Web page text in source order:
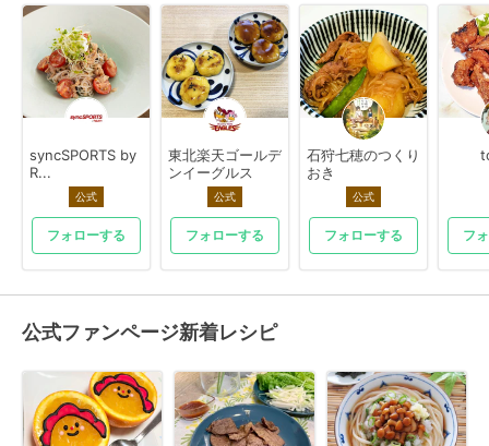
syncSPORTS by
R...
公式
フォローする
東北楽天ゴールデ
ンイーグルス
公式
フォローする
石狩七穂のつくり
おき
公式
フォローする フ
公式ファンページ新着レシピ